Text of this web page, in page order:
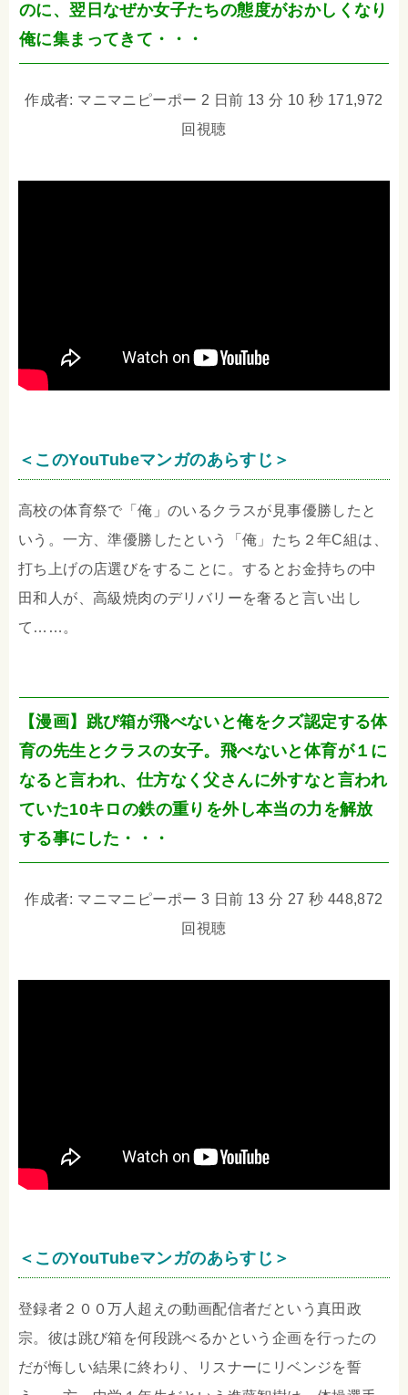
のに、翌日なぜか女子たちの態度がおかしくなり
俺に集まってきて・・・
作成者: マニマニピーポー 2 日前 13 分 10 秒 171,972
回視聴
＜このYouTubeマンガのあらすじ＞
高校の体育祭で「俺」のいるクラスが見事優勝したと
いう。一方、準優勝したという「俺」たち２年C組は、
打ち上げの店選びをすることに。するとお金持ちの中
田和人が、高級焼肉のデリバリーを奢ると言い出し
て……。
【漫画】跳び箱が飛べないと俺をクズ認定する体
育の先生とクラスの女子。飛べないと体育が１に
なると言われ、仕方なく父さんに外すなと言われ
ていた10キロの鉄の重りを外し本当の力を解放
する事にした・・・
作成者: マニマニピーポー 3 日前 13 分 27 秒 448,872
回視聴
＜このYouTubeマンガのあらすじ＞
登録者２００万人超えの動画配信者だという真田政
宗。彼は跳び箱を何段跳べるかという企画を行ったの
だが悔しい結果に終わり、リスナーにリベンジを誓